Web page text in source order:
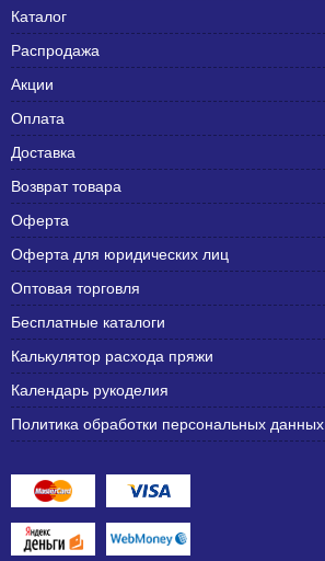
Каталог
Распродажа
Акции
Оплата
Доставка
Возврат товара
Оферта
Оферта для юридических лиц
Оптовая торговля
Бесплатные каталоги
Калькулятор расхода пряжи
Календарь рукоделия
Политика обработки персональных данных